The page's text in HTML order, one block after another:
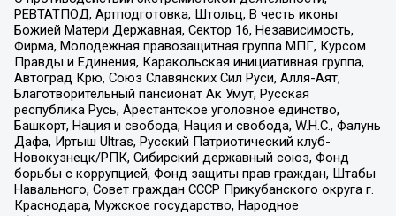
РЕВТАТПОД, Артподготовка, Штольц, В честь иконы
Божией Матери Державная, Сектор 16, Независимость,
Фирма, Молодежная правозащитная группа МПГ, Курсом
Правды и Единения, Каракольская инициативная группа,
Автоград Крю, Союз Славянских Сил Руси, Алля-Аят,
Благотворительный пансионат Ак Умут, Русская
республика Русь, Арестантское уголовное единство,
Башкорт, Нация и свобода, Нация и свобода, W.H.С., Фалунь
Дафа, Иртыш Ultras, Русский Патриотический клуб-
Новокузнецк/РПК, Сибирский державный союз, Фонд
борьбы с коррупцией, Фонд защиты прав граждан, Штабы
Навального, Совет граждан СССР Прикубанского округа г.
Краснодара, Мужское государство, Народное